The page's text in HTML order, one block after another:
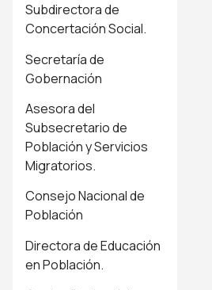
Subdirectora de
Concertación Social.
Secretaría de
Gobernación
Asesora del
Subsecretario de
Población y Servicios
Migratorios.
Consejo Nacional de
Población
Directora de Educación
en Población.